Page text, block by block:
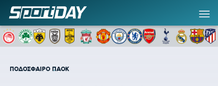
ΠΟΔΟΣΦΑΙΡΟ ΠΑΟΚ